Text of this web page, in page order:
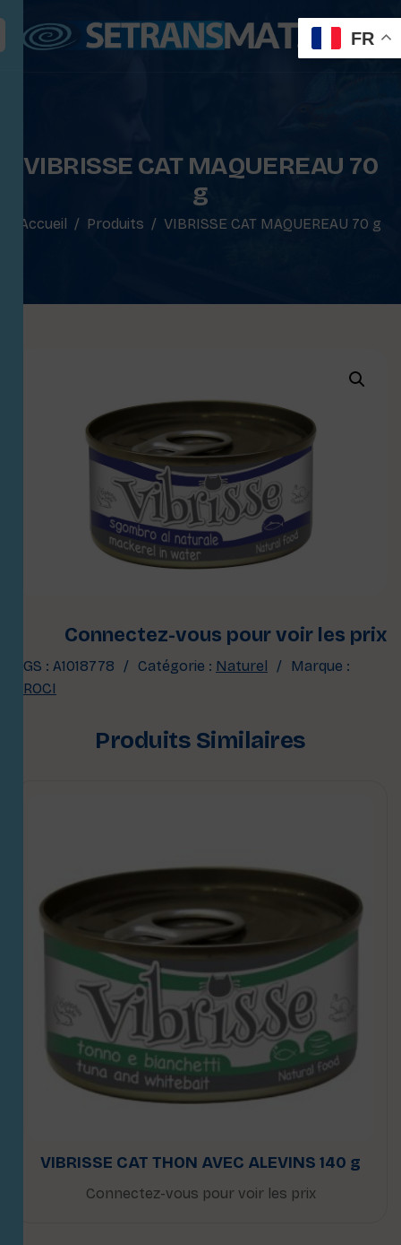
VIBRISSE CAT MAQUEREAU 70
g
Accueil Produits VIBRISSE CAT MAQUEREAU 70 g
Connectez-vous pour voir les prix
UGS : A1018778 Catégorie : Naturel
Marque :
CROCI
Produits Similaires
VIBRISSE CAT THON AVEC ALEVINS 140 g
Connectez-vous pour voir les prix
FR